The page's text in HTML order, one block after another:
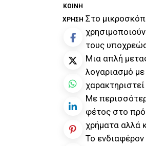
ΚΟΙΝΉ
ΧΡΉΣΗ Στο
τους
Μια απλή
λογαριασμό
Με
φέτος στο
χρήματα αλλά
Το